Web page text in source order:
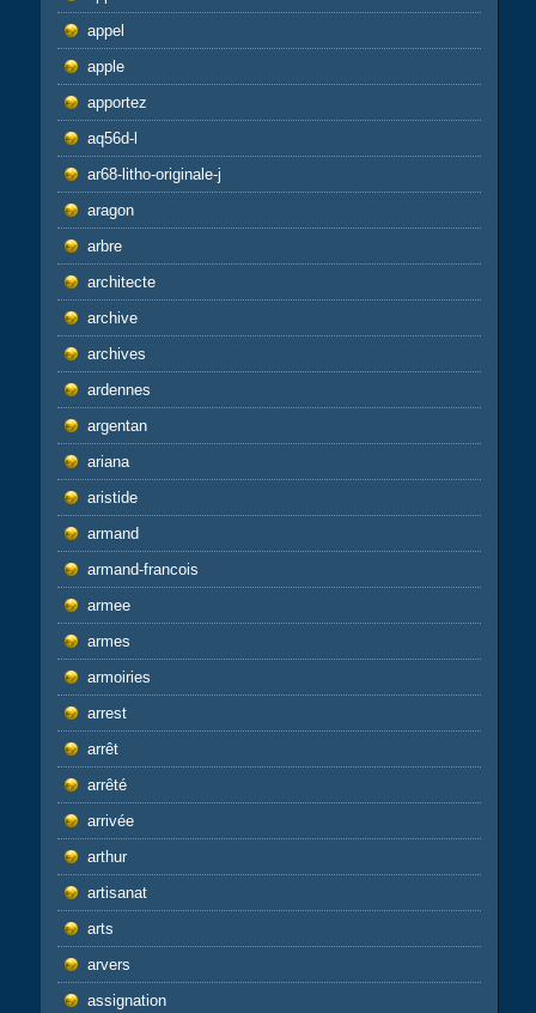
appel
apple
apportez
aq56d-l
ar68-litho-originale-j
aragon
arbre
architecte
archive
archives
ardennes
argentan
ariana
aristide
armand
armand-francois
armee
armes
armoiries
arrest
arrêt
arrêté
arrivée
arthur
artisanat
arts
arvers
assignation